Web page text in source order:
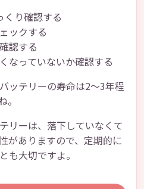
くり確認する
ックする
認する
なっていないか確認する
ッテリーの寿命は2〜3年程
リーは、落下していなくて
がありますので、定期的に
も大切ですよ。